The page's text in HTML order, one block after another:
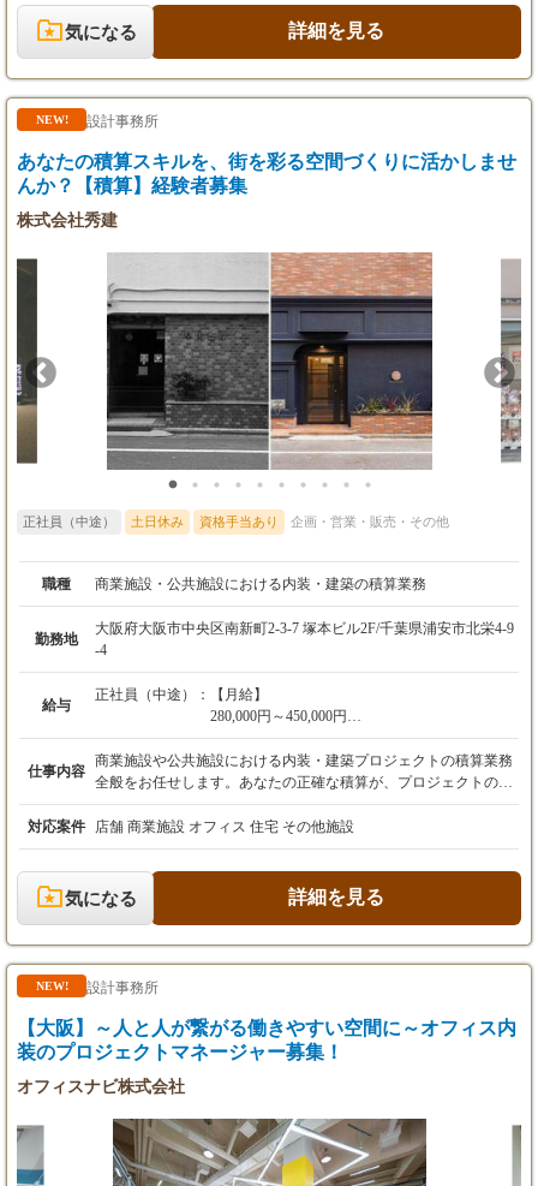
1級建築⼠ 18万円(年額)
2級建築士 9万円(年額)
午後は展示会に足を運び新たな顧客との接点を持つ、といった裁
量を持った柔軟な働き方が可能です。 アパレルや雑貨、飲食店な
トを牽引することが求められます。 ワークプレイス関連展示会へ
の出展など、自ら市場を開拓していく面白さがある一方で、関わ
る人が多岐にわたるため、関係各所との調整力やスケジュール管
理能力が問われる責任あるポジションです。 お客様の想いをヒア
リングして形にし、快適なオフィス空間を創り上げることで、企
業の成長を直接後押しできる大きなやりがいを感じていただけま
けます。※転勤はありません。 ・大阪本社：大阪府大阪市久太郎
町3-4-20（Osaka metro本町駅より徒歩3分） ・東京本社：東京都
新宿区西新宿2-3-1 新宿モノリス 16F（JR各線 新宿駅7番出口より
徒歩5分）
気になる 詳細を見る
NEW! 設計事務所
あなたの積算スキルを、街を彩る空間づくりに活かしませ
んか？【積算】経験者募集
株式会社秀建
正社員（中途） 土日休み 資格手当あり 企画・営業・販売・その他
職種 商業施設・公共施設における内装・建築の積算業務
勤務地
大阪府大阪市中央区南新町2-3-7 塚本ビル2F/千葉県浦安市北栄4-9
-4
給与
正社員（中途）：
【月給】
280,000円～450,000円
固定残業手当45時間分（72,900円～117,100円）
を含みます。超過分は別途支給。
経験、スキル、年齢を考慮し、当社規定により
決定します。
給与改定：年1回（1月）
決算賞与：年1回（10月支給、業績により2ヶ月
【資格手当】
1級建築施工管理技士：月5,000円
1級建築施工管理技士補：月3,000円
二級建築士：月5,000円
仕事内容
商業施設や公共施設における内装・建築プロジェクトの積算業務
全般をお任せします。あなたの正確な積算が、プロジェクトの成
功と当社の事業拡大に貢献します。 【具体的な業務内容】 設計
図や仕様書からの数量算出: 設計図面や仕様書を読み解き、工事
に必要な資材や工賃などの数量を正確に算出します。 基本計画・
基本設計時の概算書作成: プロジェクトの初期段階において、お
客様や社内チームが適切な意思決定できるよう、概算費用を迅速
に算出・提示します。 実施設計に対する積算業務: 詳細な実施設
者と密に連携を取り、積算内容の確認や調整を行い、プロジェク
ト全体の円滑な進行をサポートします。
対応案件 店舗 商業施設 オフィス 住宅 その他施設
気になる 詳細を見る
NEW! 設計事務所
【大阪】～人と人が繋がる働きやすい空間に～オフィス内
装のプロジェクトマネージャー募集！
オフィスナビ株式会社